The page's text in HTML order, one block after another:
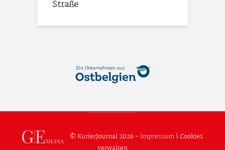
Straße
© KurierJournal 2026 -Impressum| Cookies